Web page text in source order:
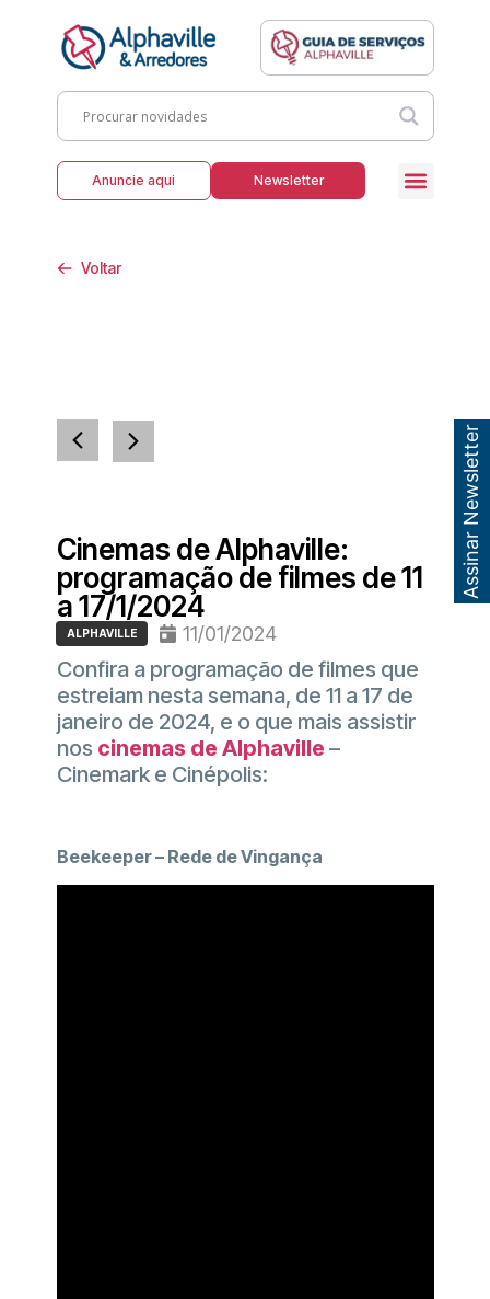
Anuncie aqui Newsletter
Voltar
Cinemas de Alphaville:
programação de filmes de 11
a 17/1/2024
ALPHAVILLE 11/01/2024
Confira a programação de filmes que
estreiam nesta semana, de 11 a 17 de
janeiro de 2024, e o que mais assistir
nos cinemas de Alphaville –
Cinemark e Cinépolis:
Beekeeper – Rede de Vingança
Assinar Newsletter